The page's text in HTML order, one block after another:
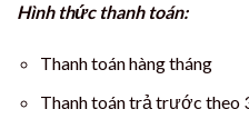
Hình thức thanh toán:
Thanh toán hàng tháng
Thanh toán trả trước theo